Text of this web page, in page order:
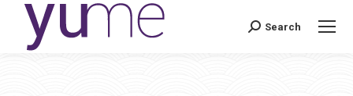
Search:
Search